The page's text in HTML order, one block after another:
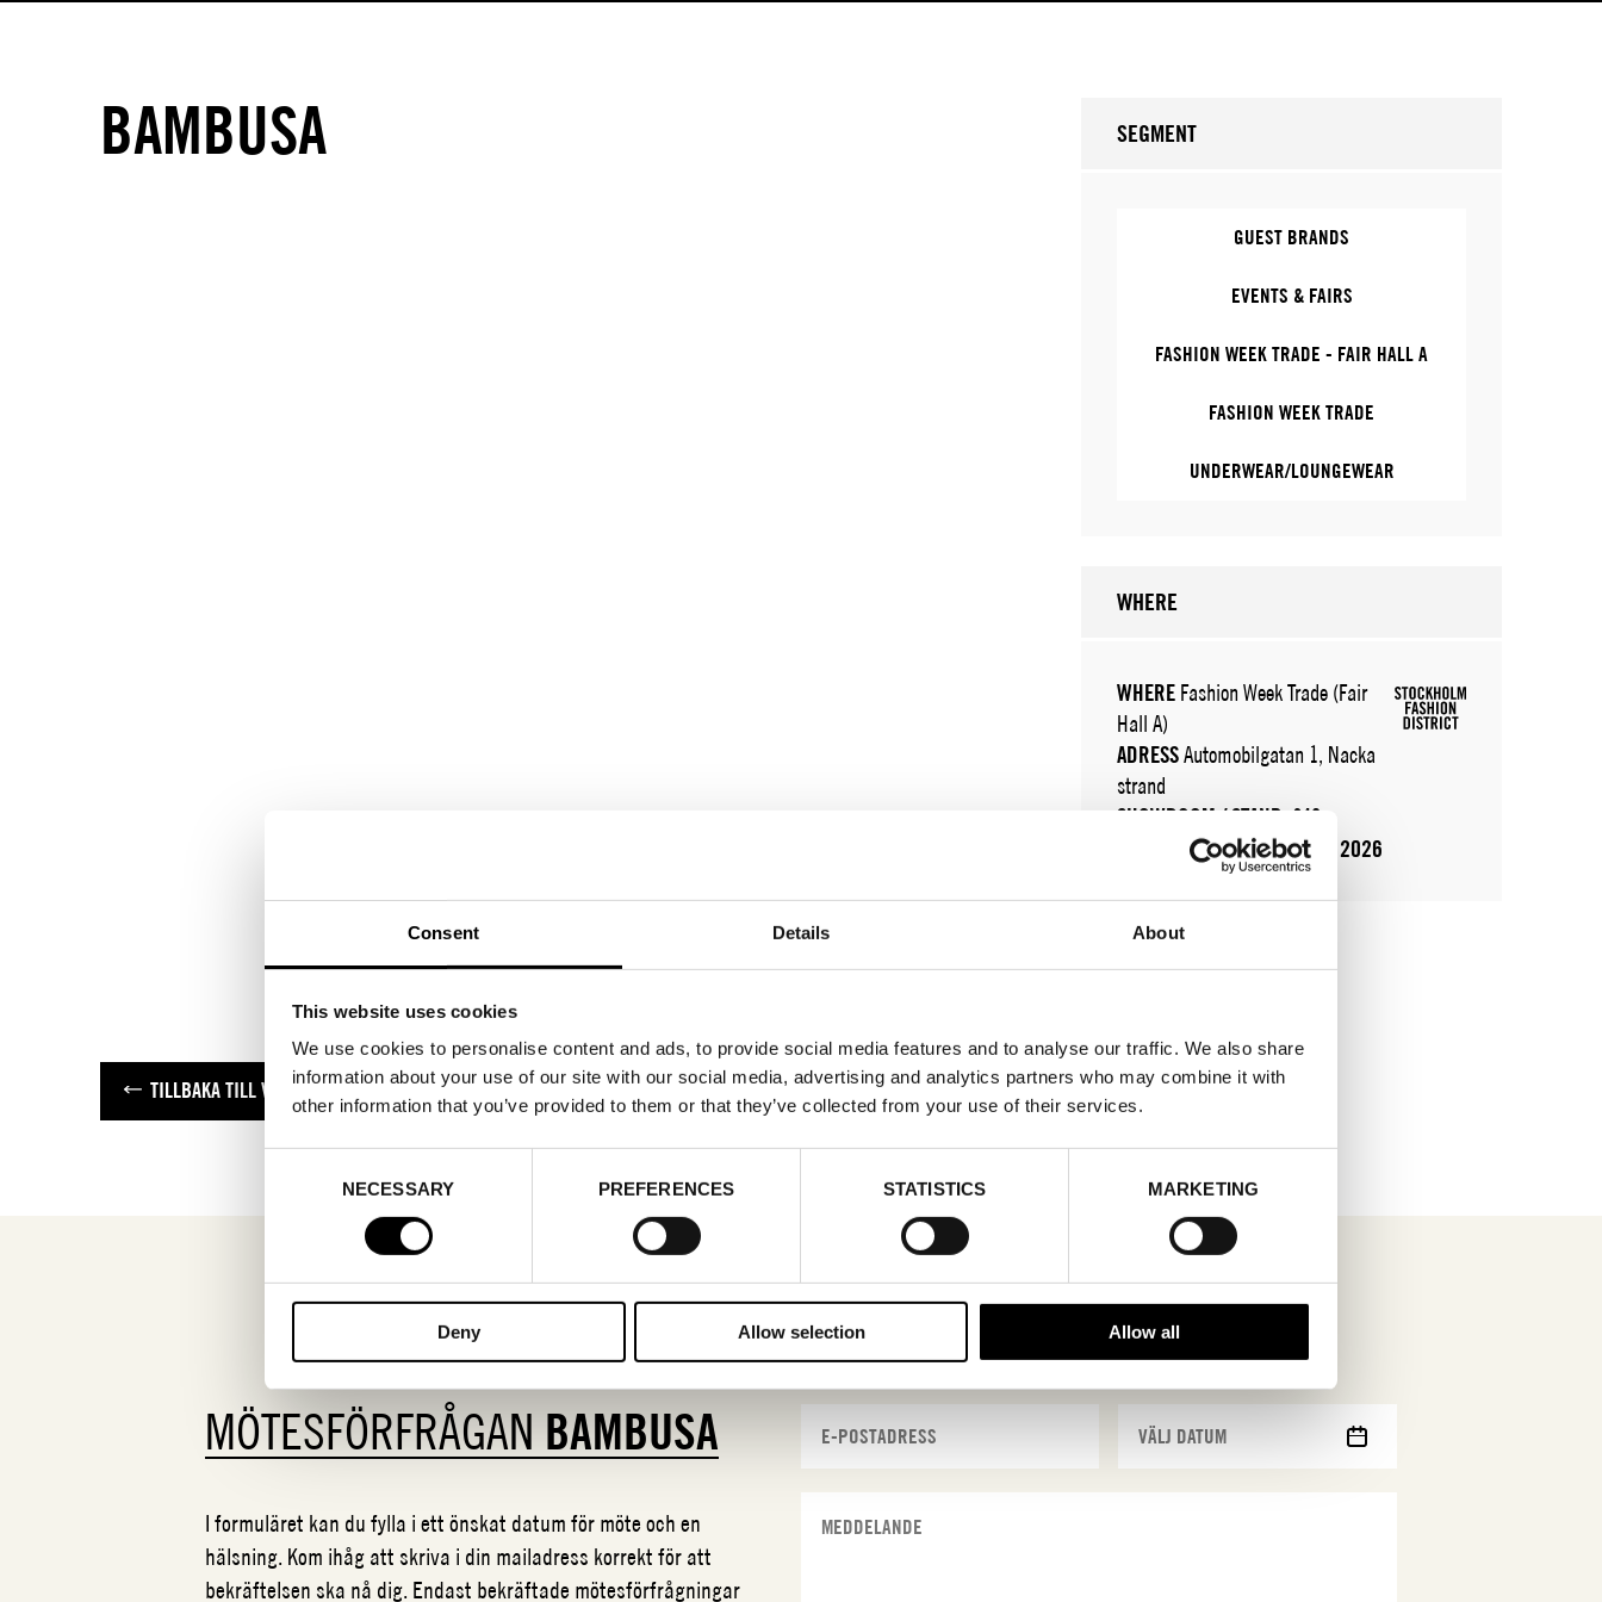
Consent Details About
This website uses cookies
We use cookies to personalise content and ads, to provide social media features and to analyse our traffic. We also share
information about your use of our site with our social media, advertising and analytics partners who may combine it with
other information that you’ve provided to them or that they’ve collected from your use of their services.
NECESSARY PREFERENCES STATISTICS MARKETING
Deny Allow selection Allow all
BAMBUSA SEGMENT
GUEST BRANDS
EVENTS & FAIRS
FASHION WEEK TRADE - FAIR HALL A
FASHION WEEK TRADE
UNDERWEAR/LOUNGEWEAR
WHERE
WHERE Fashion Week Trade (Fair
Hall A)
ADRESSAutomobilgatan 1, Nacka
strand
SHOWROOM / STAND: 249
11 aug 2026 - 13 aug 2026
TILLBAKA TILL VARUMÄRKEN
MÖTESFÖRFRÅGANBAMBUSA
I formuläret kan du fylla i ett önskat datum för möte och en
hälsning. Kom ihåg att skriva i din mailadress korrekt för att
bekräftelsen ska nå dig. Endast bekräftade mötesförfrågningar